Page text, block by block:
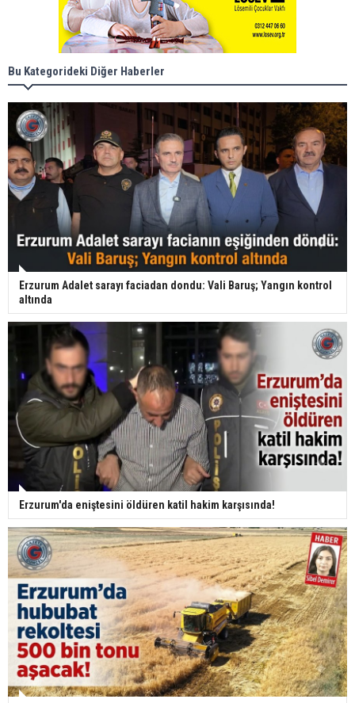
Bu Kategorideki Diğer Haberler
Erzurum Adalet sarayı faciadan dondu: Vali Baruş; Yangın kontrol
altında
Erzurum'da eniştesini öldüren katil hakim karşısında!